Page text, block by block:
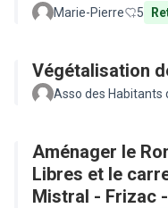
Marie-Pierre 5
Végétalisation
Asso des Habitants
Aménager le
Libres et le
Mistral - Frizac